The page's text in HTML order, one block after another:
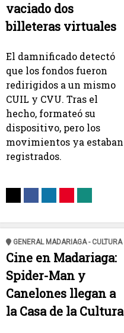
vaciado dos
billeteras virtuales
El damnificado detectó
que los fondos fueron
redirigidos a un mismo
CUIL y CVU. Tras el
hecho, formateó su
dispositivo, pero los
movimientos ya estaban
registrados.
GENERAL MADARIAGA - CULTURA
Cine en Madariaga:
Spider-Man y
Canelones llegan a
la Casa de la Cultura